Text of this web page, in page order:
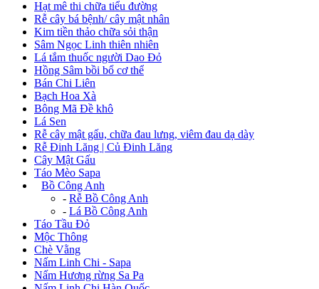
Hạt mê thi chữa tiểu đường
Rễ cây bá bệnh/ cây mật nhân
Kim tiền thảo chữa sỏi thận
Sâm Ngọc Linh thiên nhiên
Lá tắm thuốc người Dao Đỏ
Hồng Sâm bồi bổ cơ thể
Bán Chi Liên
Bạch Hoa Xà
Bông Mã Đề khô
Lá Sen
Rễ cây mật gấu, chữa đau lưng, viêm đau dạ dày
Rễ Đinh Lăng | Củ Đinh Lăng
Cây Mật Gấu
Táo Mèo Sapa
Bồ Công Anh
- Rễ Bồ Công Anh
- Lá Bồ Công Anh
Táo Tầu Đỏ
Mộc Thông
Chè Vằng
Nấm Linh Chi - Sapa
Nấm Hương rừng Sa Pa